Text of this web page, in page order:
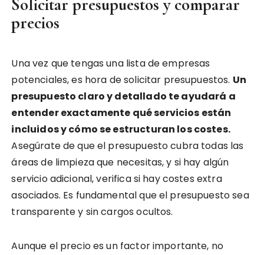
Solicitar presupuestos y comparar
precios
Una vez que tengas una lista de empresas
potenciales, es hora de solicitar presupuestos. Un
presupuesto claro y detallado te ayudará a
entender exactamente qué servicios están
incluidos y cómo se estructuran los costes.
Asegúrate de que el presupuesto cubra todas las
áreas de limpieza que necesitas, y si hay algún
servicio adicional, verifica si hay costes extra
asociados. Es fundamental que el presupuesto sea
transparente y sin cargos ocultos.
Aunque el precio es un factor importante, no